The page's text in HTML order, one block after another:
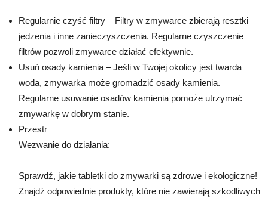
Regularnie czyść filtry – Filtry w zmywarce zbierają resztki
jedzenia i inne zanieczyszczenia. Regularne czyszczenie
filtrów pozwoli zmywarce działać efektywnie.
Usuń osady kamienia – Jeśli w Twojej okolicy jest twarda
woda, zmywarka może gromadzić osady kamienia.
Regularne usuwanie osadów kamienia pomoże utrzymać
zmywarkę w dobrym stanie.
Przestr
Wezwanie do działania:
Sprawdź, jakie tabletki do zmywarki są zdrowe i ekologiczne!
Znajdź odpowiednie produkty, które nie zawierają szkodliwych